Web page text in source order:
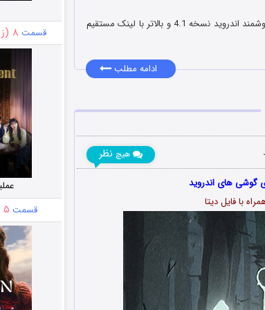
جذاب را برای گوشی های هوشمند اندروید نسخه 4.1 و بالاتر با لینک مستقیم
ادامه مطلب
هیچ نظر
قسمت ۸ (زیرنویس)
قسمت ۵ (دوبله)